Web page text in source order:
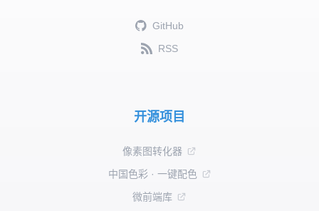
GitHub
RSS
开源项目
像素图转化器
中国色彩 · 一键配色
微前端库